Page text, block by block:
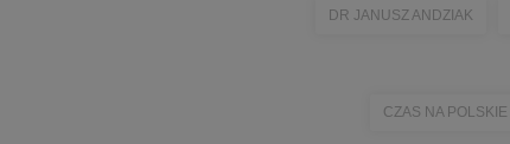
DR JANUSZ ANDZIAK
CZAS NA